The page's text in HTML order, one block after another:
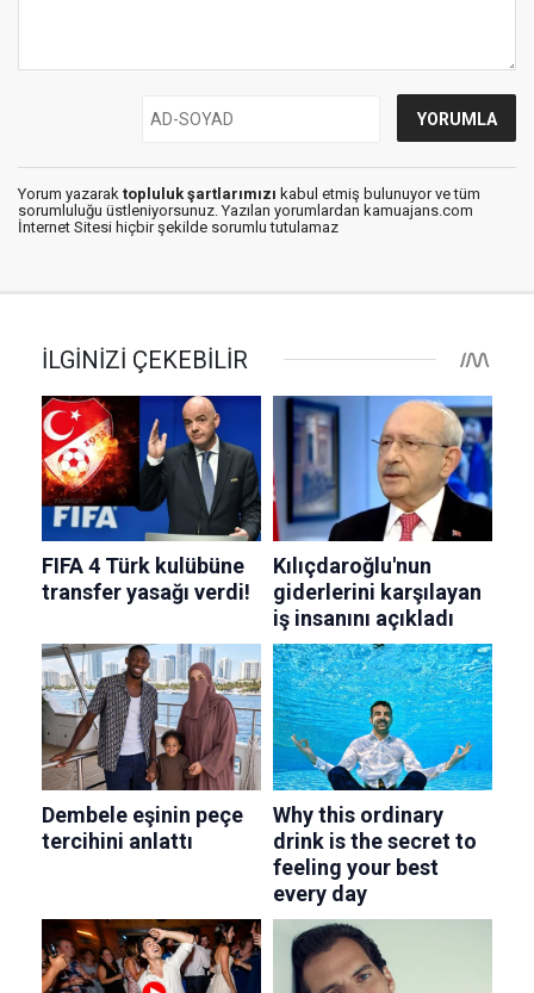
Yorum yazarak topluluk şartlarımızı kabul etmiş bulunuyor ve tüm
sorumluluğu üstleniyorsunuz. Yazılan yorumlardan kamuajans.com
İnternet Sitesi hiçbir şekilde sorumlu tutulamaz